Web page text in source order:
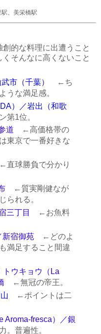
駅 美栄橋駅
的な料理に出遭うこと
そんなに高くないこと
市（千葉）
←ち
うな満足感。
）／岩出（和歌
1位。
道 ←高価格帯の
東京で一番好きな
球勝負で分かり
←質実剛健なが
られる。
三丁目
←お魚料
新宿御苑←どのよ
満足すること間違
トウキョウ（La
←無冠の帝王。
←ポイントは二
Aroma-fresca）／銀
普遍性。